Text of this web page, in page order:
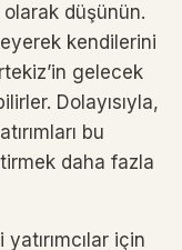
düşünün.
kendilerini
gelecek
Dolayısıyla,
bu
daha fazla
için